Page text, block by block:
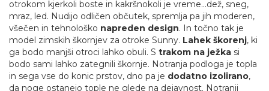
otrokom kjerkoli boste in kakršnokoli je vreme...dež, sneg,
mraz, led. Nudijo odličen občutek, spremlja pa jih moderen,
všečen in tehnološko napreden design. In točno tak je
model zimskih škornjev za otroke Sunny. Lahek škorenj, ki
ga bodo manjši otroci lahko obuli. S trakom na ježka si
bodo sami lahko zategnili škornje. Notranja podloga je topla
in sega vse do konic prstov, dno pa je dodatno izolirano,
da noge ostanejo tople ne glede na dejavnost. Notranji